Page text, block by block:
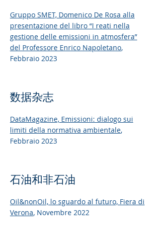
Gruppo SMET, Domenico De Rosa alla
presentazione del libro “I reati nella
gestione delle emissioni in atmosfera”
del Professore Enrico Napoletano,
Febbraio 2023
数据杂志
DataMagazine, Emissioni: dialogo sui
limiti della normativa ambientale,
Febbraio 2023
石油和非石油
Oil&nonOil, lo sguardo al futuro, Fiera di
Verona, Novembre 2022